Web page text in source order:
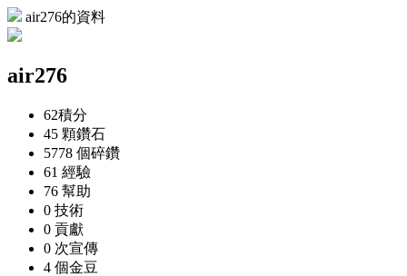
air276的資料
air276
62積分
45 顆鑽石
5778 個碎鑽
61 經驗
76 幫助
0 技術
0 貢獻
0 次宣傳
4 個金豆